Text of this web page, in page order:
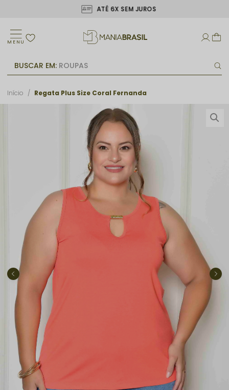
ATÉ 6X SEM JUROS
MENU
BUSCAR EM: ROUPAS
Início Regata Plus Size Coral Fernanda